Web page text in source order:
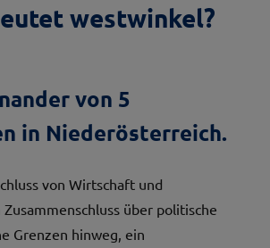
westwinkel?
von 5
in Niederösterreich.
von Wirtschaft und
über politische
Grenzen hinweg, ein